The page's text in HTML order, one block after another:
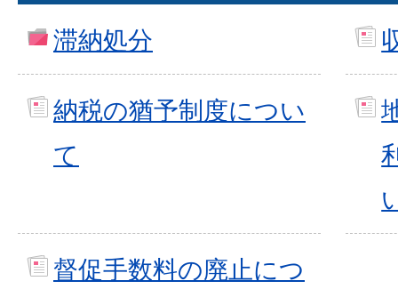
滞納処分
納税の猶予制度につい
て
督促手数料の廃止につ